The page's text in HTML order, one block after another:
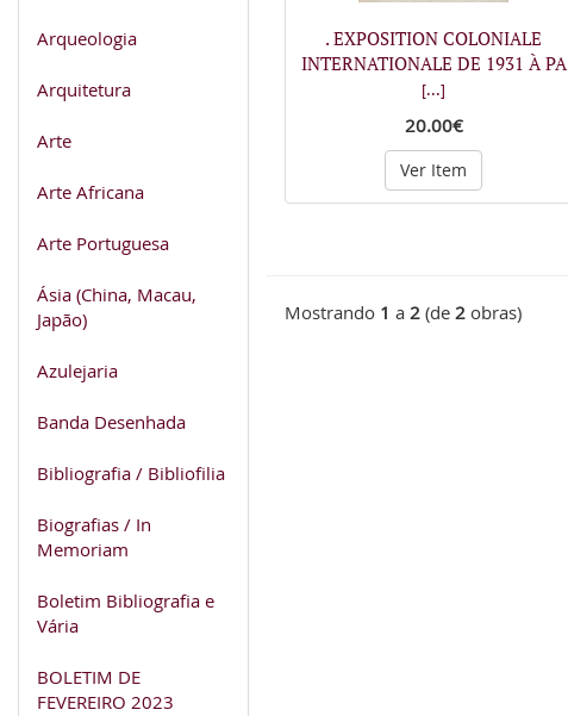
Arqueologia
Arquitetura
Arte
Arte Africana
Arte Portuguesa
Ásia (China, Macau,
Japão)
Azulejaria
Banda Desenhada
Bibliografia / Bibliofilia
Biografias / In
Memoriam
Boletim Bibliografia e
Vária
BOLETIM DE
FEVEREIRO 2023
. EXPOSITION COLONIALE
INTERNATIONALE DE 1931 À PA
[...]
20.00€
Ver Item
Mostrando 1 a 2 (de 2 obras)